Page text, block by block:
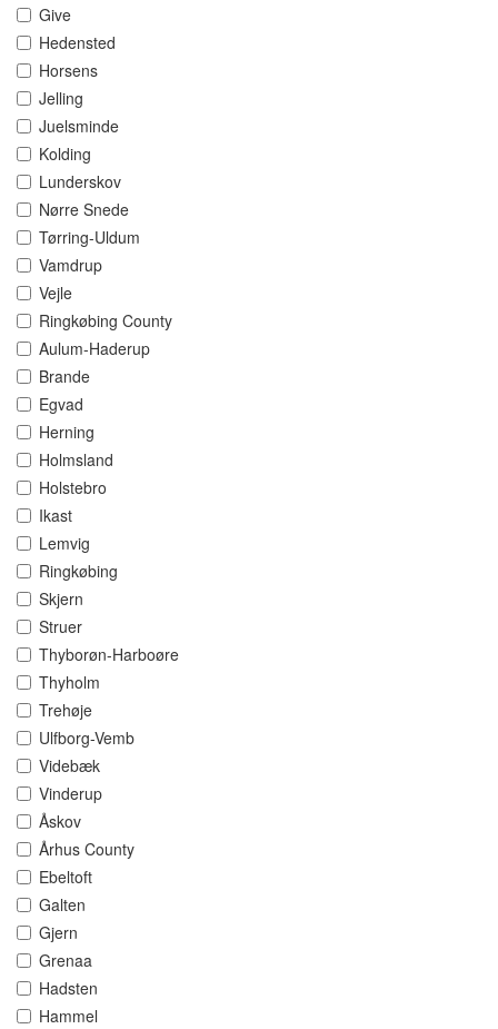
Give
Hedensted
Horsens
Jelling
Juelsminde
Kolding
Lunderskov
Nørre Snede
Tørring-Uldum
Vamdrup
Vejle
Ringkøbing County
Aulum-Haderup
Brande
Egvad
Herning
Holmsland
Holstebro
Ikast
Lemvig
Ringkøbing
Skjern
Struer
Thyborøn-Harboøre
Thyholm
Trehøje
Ulfborg-Vemb
Videbæk
Vinderup
Åskov
Århus County
Ebeltoft
Galten
Gjern
Grenaa
Hadsten
Hammel